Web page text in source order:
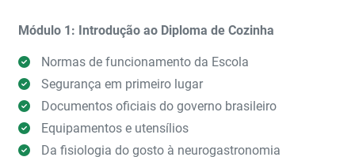
Módulo 1: Introdução ao Diploma de Cozinha
Normas de funcionamento da Escola
Segurança em primeiro lugar
Documentos oficiais do governo brasileiro
Equipamentos e utensílios
Da fisiologia do gosto à neurogastronomia